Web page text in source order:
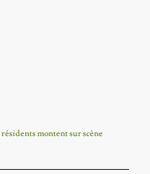
montent sur scène